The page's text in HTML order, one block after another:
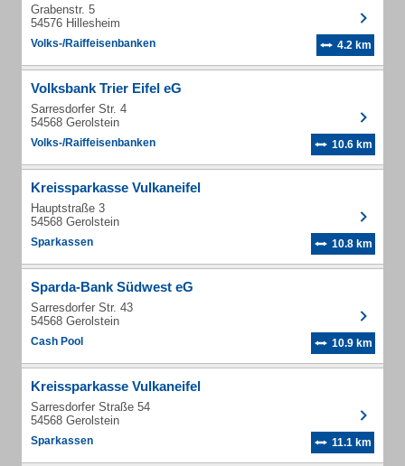
Grabenstr. 5
54576 Hillesheim
Volks-/Raiffeisenbanken 4.2 km
Volksbank Trier Eifel eG
Sarresdorfer Str. 4
54568 Gerolstein
Volks-/Raiffeisenbanken 10.6 km
Kreissparkasse Vulkaneifel
Hauptstraße 3
54568 Gerolstein
Sparkassen 10.8 km
Sparda-Bank Südwest eG
Sarresdorfer Str. 43
54568 Gerolstein
Cash Pool 10.9 km
Kreissparkasse Vulkaneifel
Sarresdorfer Straße 54
54568 Gerolstein
Sparkassen 11.1 km